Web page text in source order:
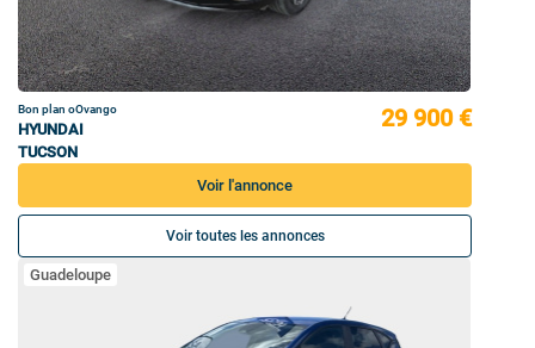
Bon plan oOvango
HYUNDAI
TUCSON
29 900 €
Voir l'annonce
Voir toutes les annonces
Guadeloupe